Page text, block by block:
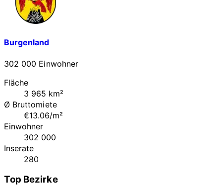
Burgenland
302 000 Einwohner
Fläche
3 965 km²
Ø Bruttomiete
€13.06/m²
Einwohner
302 000
Inserate
280
Top Bezirke